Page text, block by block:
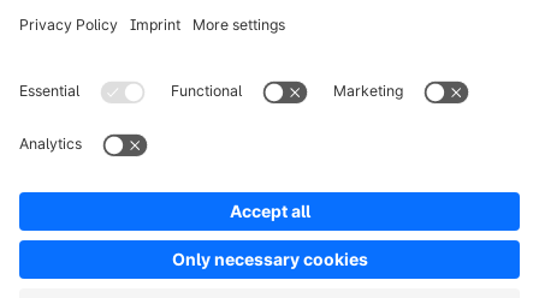
Developers
Risorse